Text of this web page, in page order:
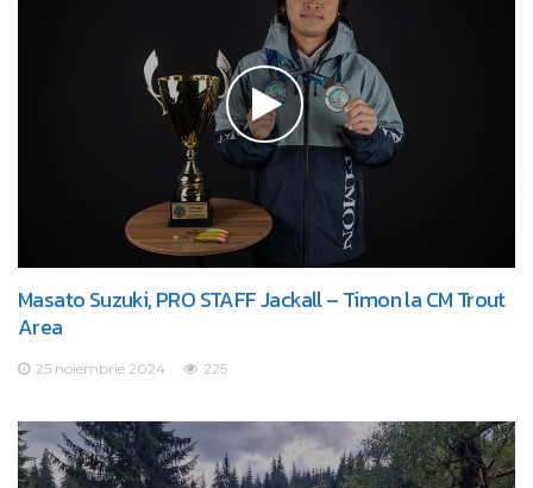
Masato Suzuki, PRO STAFF Jackall – Timon la CM Trout
Area
25 noiembrie 2024 225